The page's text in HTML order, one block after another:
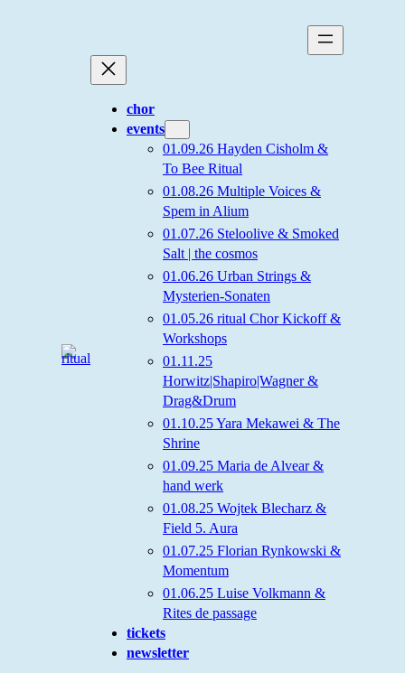
chor
events
01.09.26 Hayden Cisholm &
To Bee Ritual
01.08.26 Multiple Voices &
Spem in Alium
01.07.26 Steloolive & Smoked
Salt | the cosmos
01.06.26 Urban Strings &
Mysterien-Sonaten
01.05.26 ritual Chor Kickoff &
Workshops
01.11.25
Horwitz|Shapiro|Wagner &
Drag&Drum
01.10.25 Yara Mekawei & The
Shrine
01.09.25 Maria de Alvear &
hand werk
01.08.25 Wojtek Blecharz &
Field 5. Aura
01.07.25 Florian Rynkowski &
Momentum
01.06.25 Luise Volkmann &
Rites de passage
tickets
newsletter